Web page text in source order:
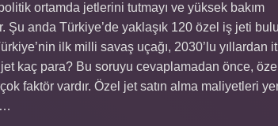
ortamda jetlerini tutmayı ve yüksek bakım
anda Türkiye’de yaklaşık 120 özel iş jeti
ilk milli savaş uçağı, 2030’lu yıllardan
kaç para? Bu soruyu cevaplamadan önce,
faktör vardır. Özel jet satın alma maliyetleri